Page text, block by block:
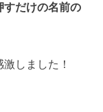
すだけの名前の
しました！